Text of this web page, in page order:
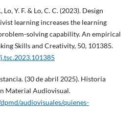
Lo, Y. F. & Lo, C. C. (2023). Design
learning increases the learning
solving capability. An empirical
Skills and Creativity, 50, 101385.
(30 de abril 2025). Historia
Material Audiovisual.
audiovisuales/quienes-